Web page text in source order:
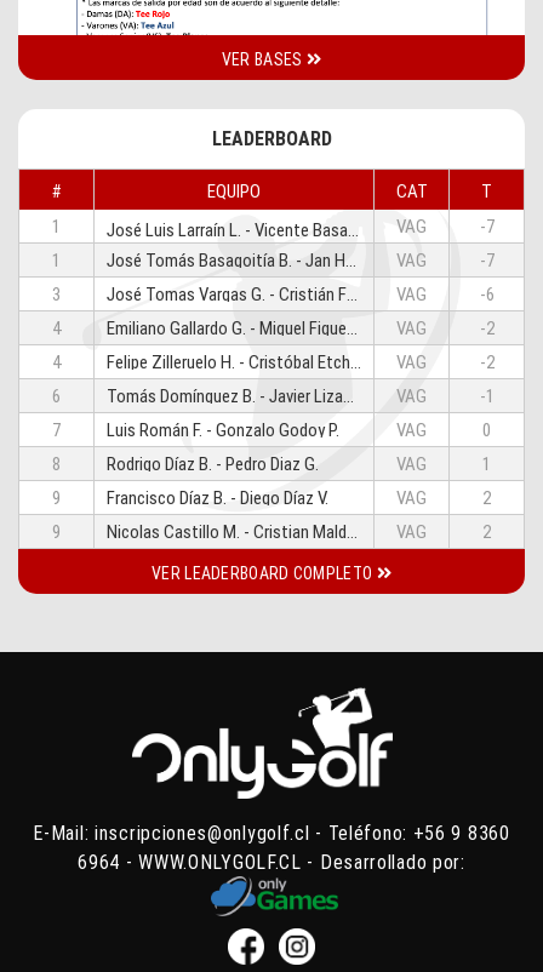
VER BASES
LEADERBOARD
# EQUIPO CAT
T
1
José Luis Larraín L. - Vicente Basagoitía B. Des
VAG
-7
1
José Tomás Basagoitía B. - Jan Hellema M. VAG
-7
3
José Tomas Vargas G. - Cristián Fornés T. VAG
-6
4
Emiliano Gallardo G. - Miguel Figueroa C. VAG
-2
4
Felipe Zilleruelo H. - Cristóbal Etchebarne S. VAG
-2
6
Tomás Domínguez B. - Javier Lizana B. VAG
-1
7
Luis Román F. - Gonzalo Godoy P. VAG
0
8
Rodrigo Díaz B. - Pedro Diaz G. VAG
1
9
Francisco Díaz B. - Diego Díaz V. VAG
2
9
Nicolas Castillo M. - Cristian Maldonado VAG 2
VER LEADERBOARD COMPLETO
E-Mail: inscripciones@onlygolf.cl - Teléfono: +56 9 8360
6964 -WWW.ONLYGOLF.CL - Desarrollado por: